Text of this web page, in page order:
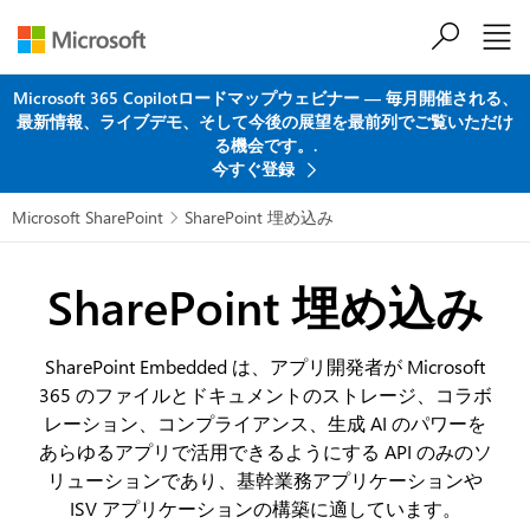
Microsoft 365 Copilotロードマップウェビナー ― 毎月開催される、
最新情報、ライブデモ、そして今後の展望を最前列でご覧いただけ
る機会です。.
今すぐ登録
Microsoft SharePoint  SharePoint 埋め込み
SharePoint 埋め込み
SharePoint Embedded は、アプリ開発者が Microsoft
365 のファイルとドキュメントのストレージ、コラボ
レーション、コンプライアンス、生成 AI のパワーを
あらゆるアプリで活用できるようにする API のみのソ
リューションであり、基幹業務アプリケーションや
ISV アプリケーションの構築に適しています。